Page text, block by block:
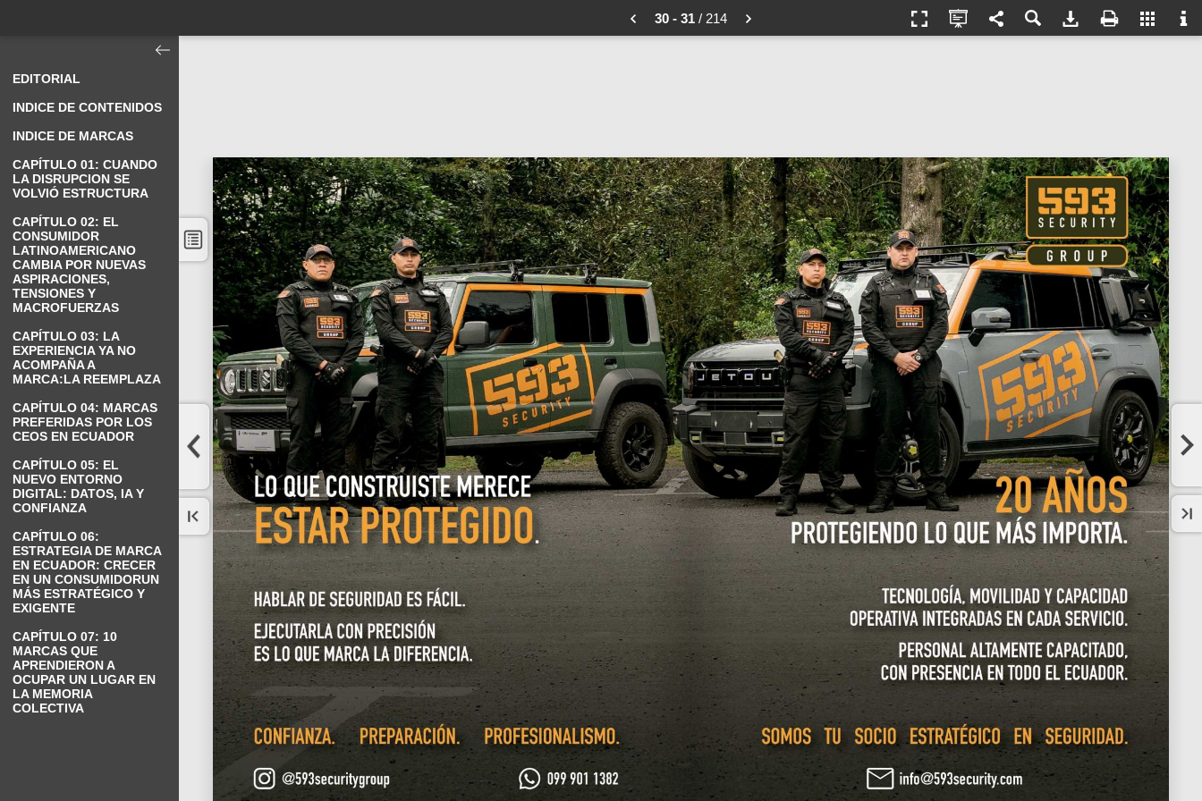
30 - 31/ 214
EDITORIAL
INDICE DE CONTENIDOS
INDICE DE MARCAS
CAPÍTULO 01: CUANDO
LA DISRUPCION SE
VOLVIÓ ESTRUCTURA
CAPÍTULO 02: EL
CONSUMIDOR
LATINOAMERICANO
CAMBIA POR NUEVAS
ASPIRACIONES,
TENSIONES Y
MACROFUERZAS
CAPÍTULO 03: LA
EXPERIENCIA YA NO
ACOMPAÑA A
MARCA:LA REEMPLAZA
CAPÍTULO 04: MARCAS
PREFERIDAS POR LOS
CEOS EN ECUADOR
CAPÍTULO 05: EL
NUEVO ENTORNO
DIGITAL: DATOS, IA Y
CONFIANZA
CAPÍTULO 06:
ESTRATEGIA DE MARCA
EN ECUADOR: CRECER
EN UN CONSUMIDORUN
MÁS ESTRATÉGICO Y
EXIGENTE
CAPÍTULO 07: 10
MARCAS QUE
APRENDIERON A
OCUPAR UN LUGAR EN
LA MEMORIA
COLECTIVA